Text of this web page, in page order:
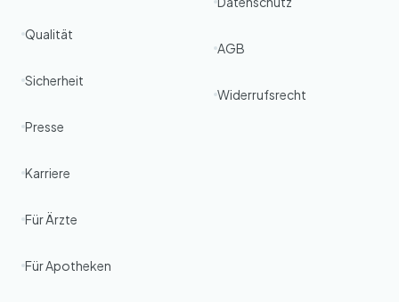
Qualität
Sicherheit
Presse
Karriere
Für Ärzte
Für Apotheken
AGB
Widerrufsrecht